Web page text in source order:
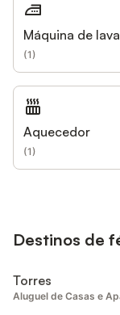
Máquina de
(1)
Aquecedor
(1)
Destinos de
Torres
Aluguel de Casas e